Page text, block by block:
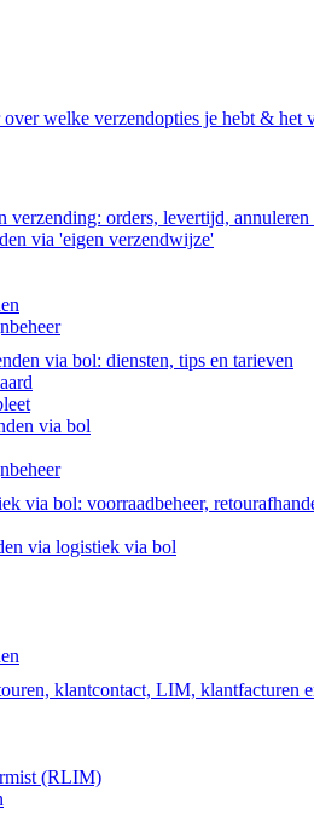
over welke verzendopties je hebt & het
verzending: orders, levertijd, annuleren
via 'eigen verzendwijze'
via bol: diensten, tips en tarieven
via bol
via bol: voorraadbeheer,
via logistiek via bol
klantcontact, LIM, klantfacturen
(RLIM)